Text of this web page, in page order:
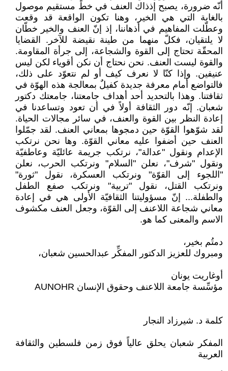
أنّه ضرورة، يصبح إذذاك العنف في خطٍّ مستقيم موصول
بالغاية التي هي الخير، وهنا تكون الواقعة قد وقعت
وعطّلت المفاهيم في أذهاننا، إذ إنّ العنف والخير خطّان
لا يلتقيان، فكلّ منهما من طينة نقيضة للآخر. القضايا
المحقّة تحتاج إلى القوة والشجاعة، إلى جرأة المقاومة.
والقوة ليست العنف. نحن نحتاج أن نكن أقوياء لكن ليس
عنيفين. وإذا كنّا لا نعرف كيف أو لم نتعوّد على ذلك،
فالتواضع أمام معرفة جديدة كفيلٌ بمعالجة هذه الهوّة في
ثقافتنا. وهذا بالتحديد أحد أهداف جامعتنا، جامعتك دكتور
شعبان. إنّه دور الثقافة أولاً في أن تعود وتساعدنا في
إعادة النظر بين القوة والعنف، في سائر مجالات الحياة.
لقد شوّهوا القوّة حين دمجوها بمعاني العنف. لقد جمّلوا
العنف حين أضفوا عليه معاني القوّة. وها نحن نرتكب
الإعدام ونقول "عدالة"، نرتكب جريمة عائليّة وعاطفيّة
ونقول "شرف"، نعلن "السلام" ونرتكب الحرب، نعلن
"اللجوء إلى القوّة" ونرتكب العسكرة، نقول "ثورة"
ونرتكب القتل، نقول "تربية" ونرتكب صفع الطفل
والطفلة... إنّ مسؤوليتنا الثقافيّة الأولى هي في إعادة
معاني شجاعة اللاعنف إلى القوّة، وجعل العنف مكشوف
الاسم والمعنى كما هو.
دمتُم بخير،
ومبروك للعزيز الدكتور المفكِّر عبدالحسين شعبان،
أوغاريت يونان
مؤسِّسة جامعة اللاعنف وحقوق الإنسان AUNOHR
كلمة د. شيرزاد النجار
المفكر شعبان يحلق عالياً فوق زمن فلسطين والثقافة
العربية